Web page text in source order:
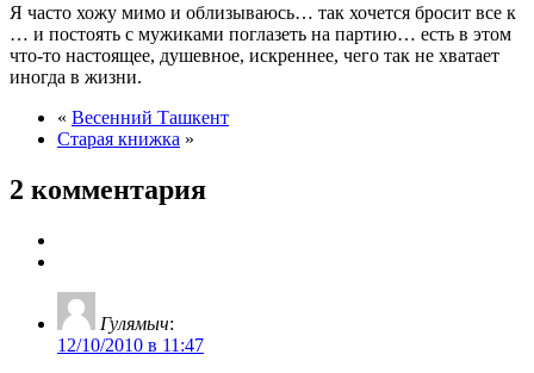
Я часто хожу мимо и облизываюсь… так хочется бросит все к
… и постоять с мужиками поглазеть на партию… есть в этом
что-то настоящее, душевное, искреннее, чего так не хватает
иногда в жизни.
« Весенний Ташкент
Старая книжка »
2 комментария
Гулямыч:
12/10/2010 в 11:47